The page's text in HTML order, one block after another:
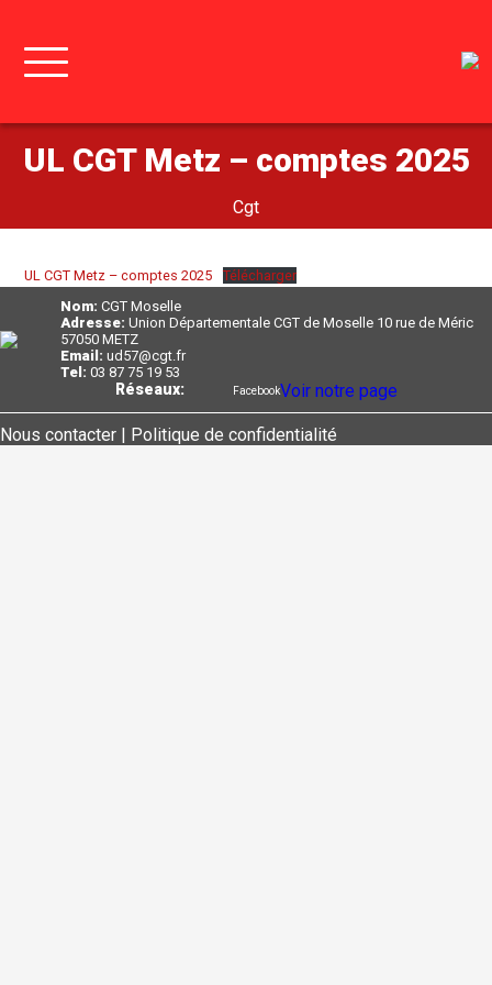
UL CGT Metz – comptes 2025
Cgt
UL CGT Metz – comptes 2025
Télécharger
Nom:CGT Moselle
Adresse:Union Départementale CGT de Moselle 10 rue de Méric
57050 METZ
Email:ud57@cgt.fr
Tel:03 87 75 19 53
Réseaux: FacebookVoir notre page
Nous contacter | Politique de confidentialité